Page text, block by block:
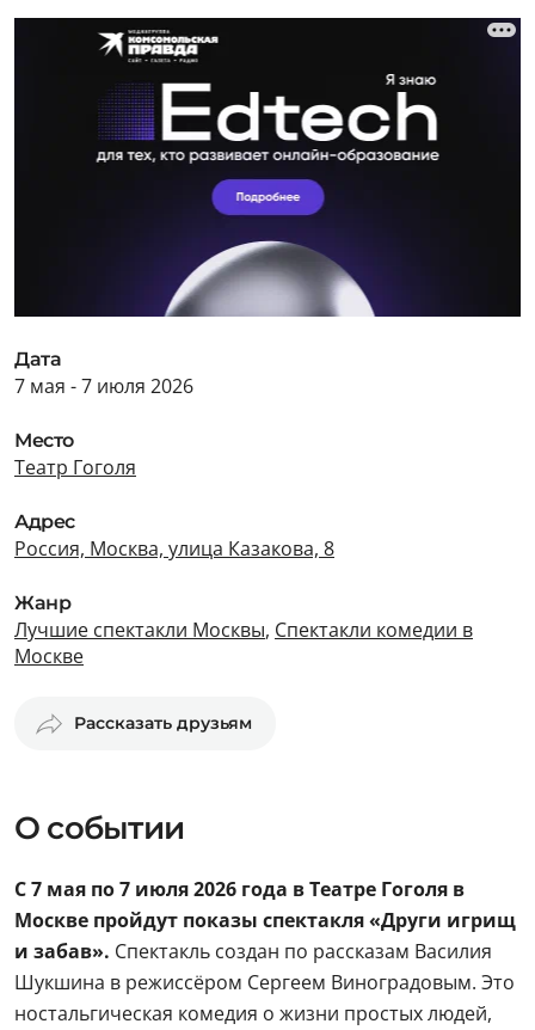
Дата
7 мая - 7 июля 2026
Место
Театр Гоголя
Адрес
Россия, Москва, улица Казакова, 8
Жанр
Лучшие спектакли Москвы, Спектакли комедии в
Москве
Рассказать друзьям
О событии
С 7 мая по 7 июля 2026 года в Театре Гоголя в
Москве пройдут показы спектакля «Други игрищ
и забав». Спектакль создан по рассказам Василия
Шукшина в режиссёром Сергеем Виноградовым. Это
ностальгическая комедия о жизни простых людей,